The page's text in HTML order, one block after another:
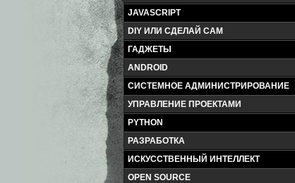
JAVASCRIPT
DIY ИЛИ СДЕЛАЙ САМ
ГАДЖЕТЫ
ANDROID
СИСТЕМНОЕ АДМИНИСТРИРОВАНИЕ
УПРАВЛЕНИЕ ПРОЕКТАМИ
PYTHON
РАЗРАБОТКА
ИСКУССТВЕННЫЙ ИНТЕЛЛЕКТ
OPEN SOURCE